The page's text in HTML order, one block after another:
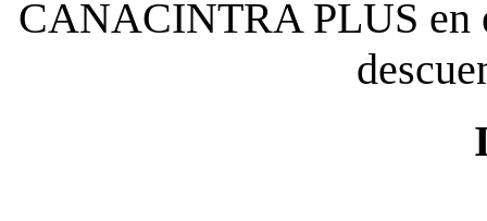
CANACINTRA PLUS en